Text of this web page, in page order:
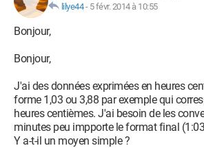
lilye44- 5 févr. 2014 à 10:55
Bonjour,
Bonjour,
J'ai des données exprimées en heures
forme 1,03 ou 3,88 par exemple qui
heures centièmes. J'ai besoin de les
minutes peu impporte le format final
Y a-t-il un moyen simple ?